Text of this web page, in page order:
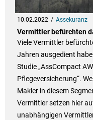
10.02.2022 Assekuranz
Vermittler befürchten
Viele Vermittler
Jahren ausgedient
Studie „AssCompact
Pflegeversicherung“.
Makler in diesem
Vermittler setzen hier
unabhängigen